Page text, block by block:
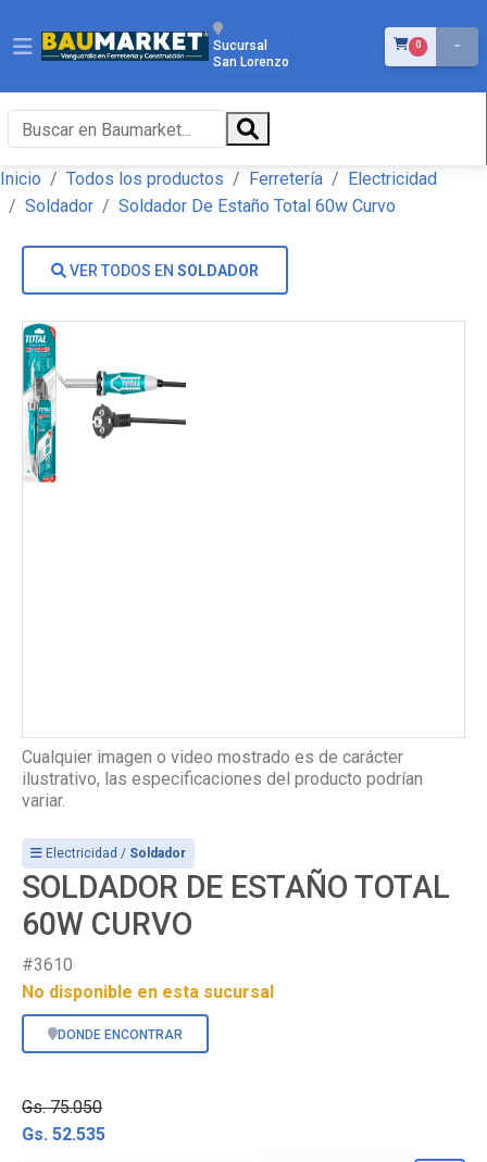
Sucursal
San Lorenzo
0ÍTEMS EN EL
Inicio Todos los productos Ferretería
Electricidad
Soldador
Soldador De Estaño Total 60w Curvo
VER TODOS EN SOLDADOR
Cualquier imagen o video mostrado es de carácter
ilustrativo, las especificaciones del producto podrían
variar.
Electricidad / Soldador
SOLDADOR DE ESTAÑO TOTAL
60W CURVO
#3610
No disponible en esta sucursal
DONDE ENCONTRAR
Gs. 75.050
Gs. 52.535